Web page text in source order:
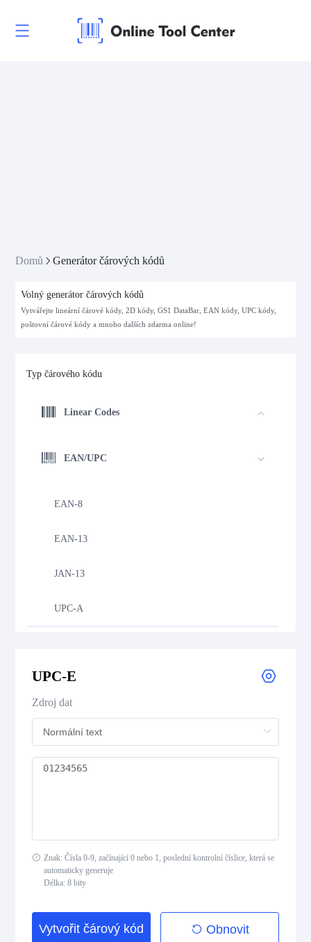
Domů Generátor čárových kódů
Volný generátor čárových kódů
Vytvářejte lineární čárové kódy, 2D kódy, GS1 DataBar, EAN kódy, UPC kódy,
poštovní čárové kódy a mnoho dalších zdarma online!
Typ čárového kódu
Linear Codes
EAN/UPC
EAN-8
EAN-13
JAN-13
UPC-A
UPC Supplemental 2-Digit
UPC-E
Zdroj dat
Znak: Čísla 0-9, začínající 0 nebo 1, poslední kontrolní číslice, která se
automaticky generuje
Délka: 8 bity
Vytvořit čárový kód Obnovit